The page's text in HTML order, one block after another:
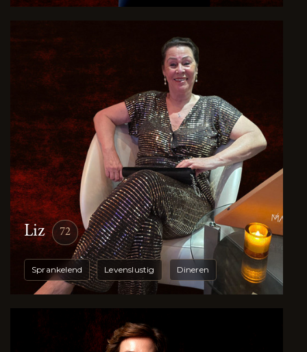
Liz 72
Sprankelend Levenslustig Dineren